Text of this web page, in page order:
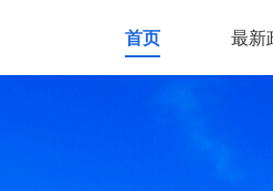
首页 最新